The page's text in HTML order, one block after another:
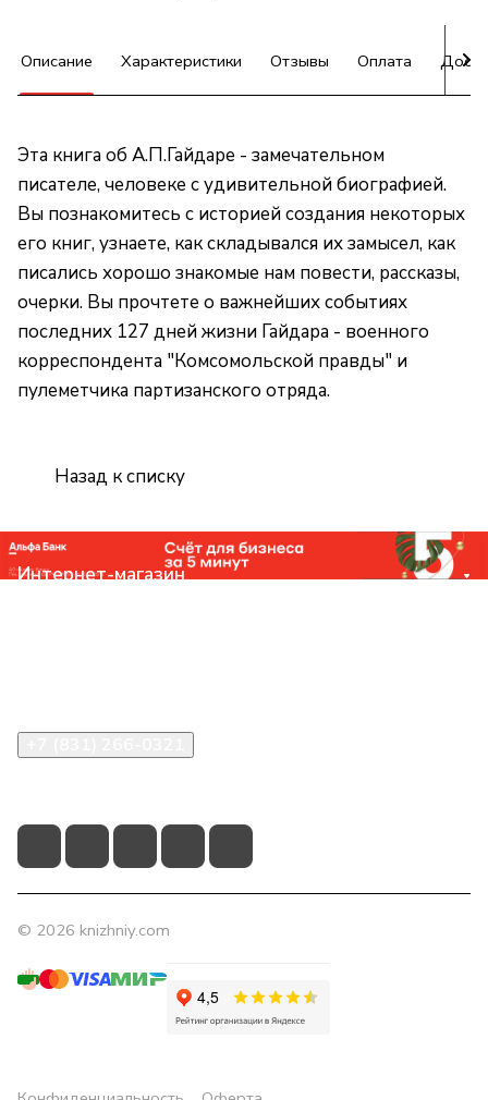
Описание Характеристики Отзывы Оплата
Эта книга об А.П.Гайдаре - замечательном
писателе, человеке с удивительной биографией.
Вы познакомитесь с историей создания некоторых
его книг, узнаете, как складывался их замысел, как
писались хорошо знакомые нам повести, рассказы,
очерки. Вы прочтете о важнейших событиях
последних 127 дней жизни Гайдара - военного
корреспондента "Комсомольской правды" и
пулеметчика партизанского отряда.
Назад к списку
Интернет-магазин
© 2026 knizhniy.com